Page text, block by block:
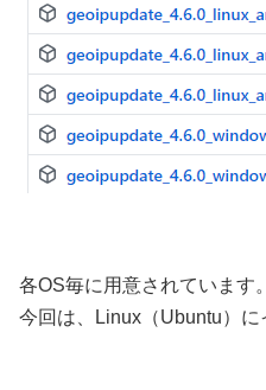
各OS毎に用意されています。
今回は、Linux（Ubuntu）に